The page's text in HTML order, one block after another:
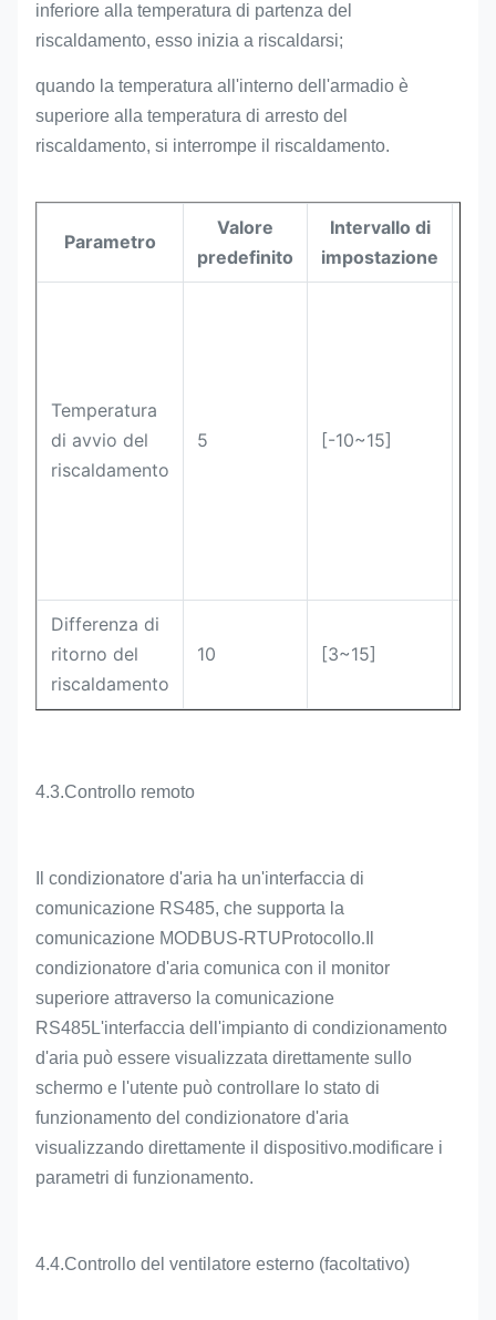
inferiore alla temperatura di partenza del
riscaldamento, esso inizia a riscaldarsi;
quando la temperatura all'interno dell'armadio è
superiore alla temperatura di arresto del
riscaldamento, si interrompe il riscaldamento.
Parametro
Valore
predefinito
Intervallo di
impostazione
Temperatura
di avvio del
riscaldamento
5 [-10~15]
Differenza di
ritorno del
riscaldamento
10 [3~15]
4.3.Controllo remoto
Il condizionatore d'aria ha un'interfaccia di
comunicazione RS485, che supporta la
comunicazione MODBUS-RTUProtocollo.
condizionatore d'aria comunica con il monitor
superiore attraverso la comunicazione
RS485L'interfaccia dell'impianto di condizionamento
d'aria può essere visualizzata direttamente sullo
schermo e l'utente può controllare lo stato di
funzionamento del condizionatore d'aria
visualizzando direttamente il dispositivo.modificare i
parametri di funzionamento.
4.4.Controllo del ventilatore esterno (facoltativo)